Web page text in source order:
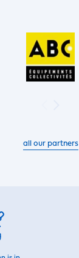
all our partners